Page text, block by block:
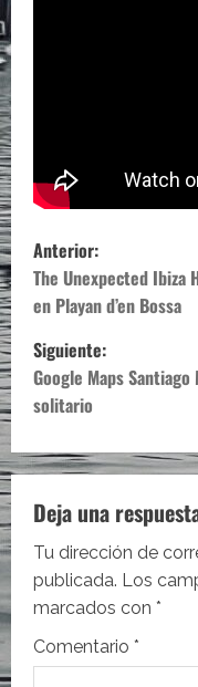
N
a
v
e
g
a
c
i
ó
n
Anterior:
The Unexpected
en Playan d’en Bossa
Siguiente:
Google Maps
solitario
Deja una
Tu dirección de
publicada. Los
marcados con *
Comentario *